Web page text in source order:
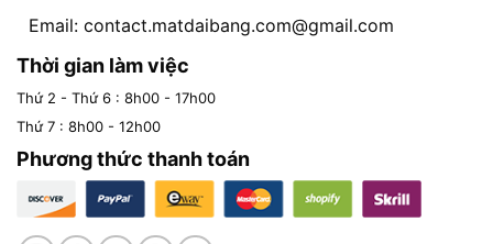
Email: contact.matdaibang.com@gmail.com
Thời gian làm việc
Thứ 2 - Thứ 6 : 8h00 - 17h00
Thứ 7 : 8h00 - 12h00
Phương thức thanh toán